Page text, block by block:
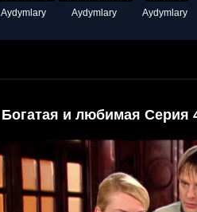
Aydymlary Aydymlary Aydymlary
Богатая и любимая Серия